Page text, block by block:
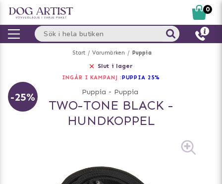
Start Varumärken Puppia
Slut i lager
INGÅR I KAMPANJ :PUPPIA 25%
-25% Puppia - Puppia
TWO-TONE BLACK -
HUNDKOPPEL
0